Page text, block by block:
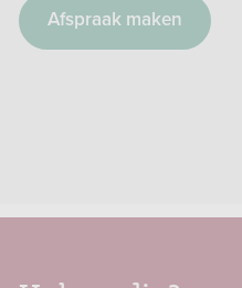
Afspraak maken